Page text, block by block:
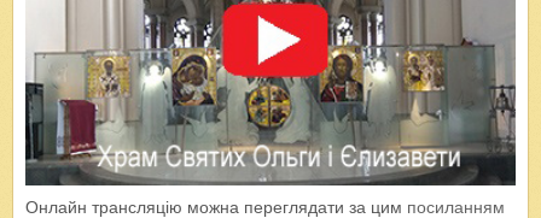
Онлайн трансляцію можна переглядати за цим посиланням